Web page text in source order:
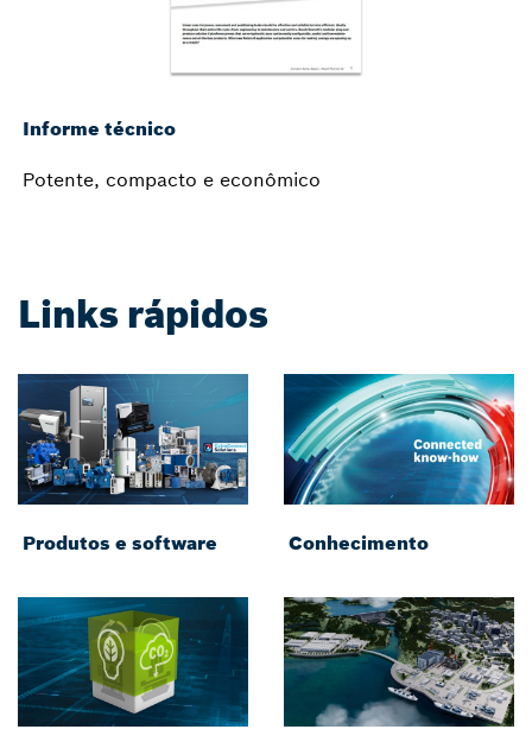
Informe técnico
Potente, compacto e econômico
Links rápidos
Produtos e software Conhecimento